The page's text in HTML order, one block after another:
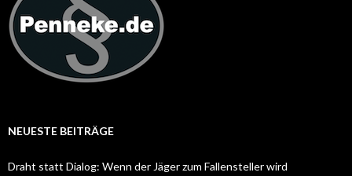
NEUESTE BEITRÄGE
Draht statt Dialog: Wenn der Jäger zum Fallensteller wird